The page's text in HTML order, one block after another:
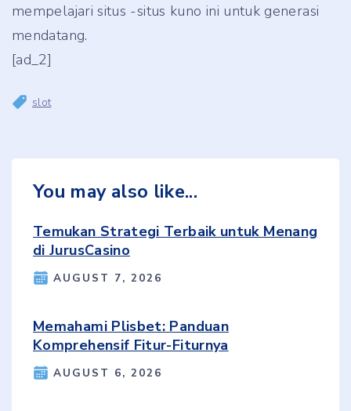
mempelajari situs -situs kuno ini untuk generasi
mendatang.
[ad_2]
slot
You may also like...
Temukan Strategi Terbaik untuk Menang
di JurusCasino
AUGUST 7, 2026
Memahami Plisbet: Panduan
Komprehensif Fitur-Fiturnya
AUGUST 6, 2026